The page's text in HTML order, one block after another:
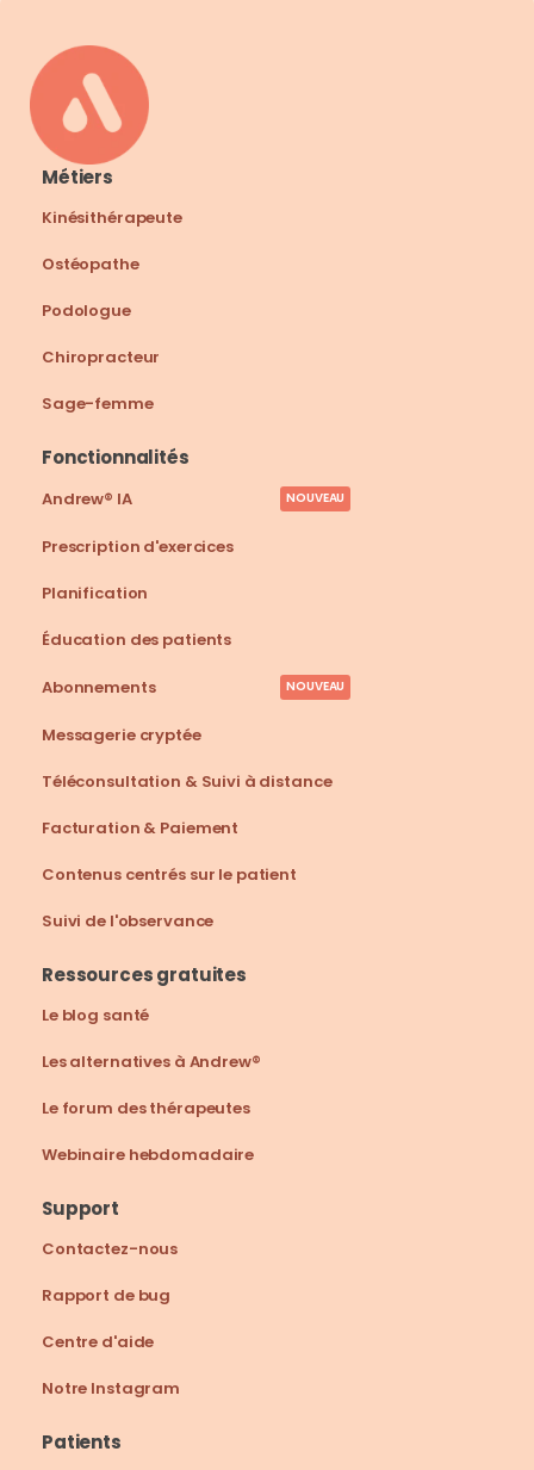
Métiers
Ostéopathe
Podologue
Chiropracteur
Kinésithérapeute
Sage-femme
Fonctionnalités
Prescription d'exercices
Planification
Éducation des patients
Andrew® IA NOUVEAU
Messagerie cryptée
Téléconsultation & Suivi à distance
Facturation & Paiement
Abonnements NOUVEAU
Contenus centrés sur le patient
Suivi de l'observance
Ressources gratuites
Le blog santé
Les alternatives à Andrew®
Le forum des thérapeutes
Webinaire hebdomadaire
Support
Rapport de bug
Contactez-nous
Notre Instagram
Centre d'aide
Patients